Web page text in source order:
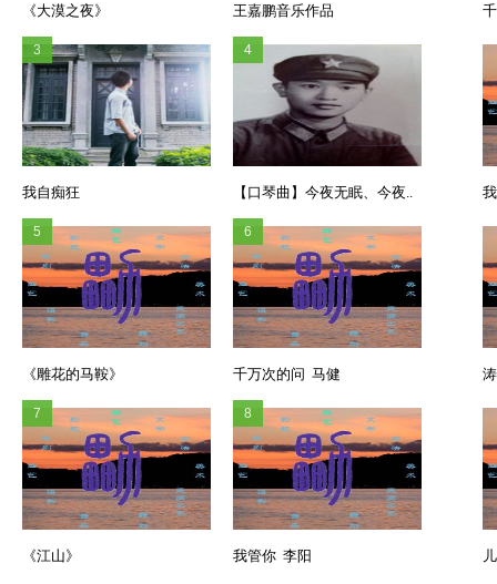
《大漠之夜》 王嘉鹏音乐作品
3
我自痴狂
4
【口琴曲】今夜无眠、今夜..
5
《雕花的马鞍》
6
千万次的问 马健
7
《江山》
8
我管你 李阳